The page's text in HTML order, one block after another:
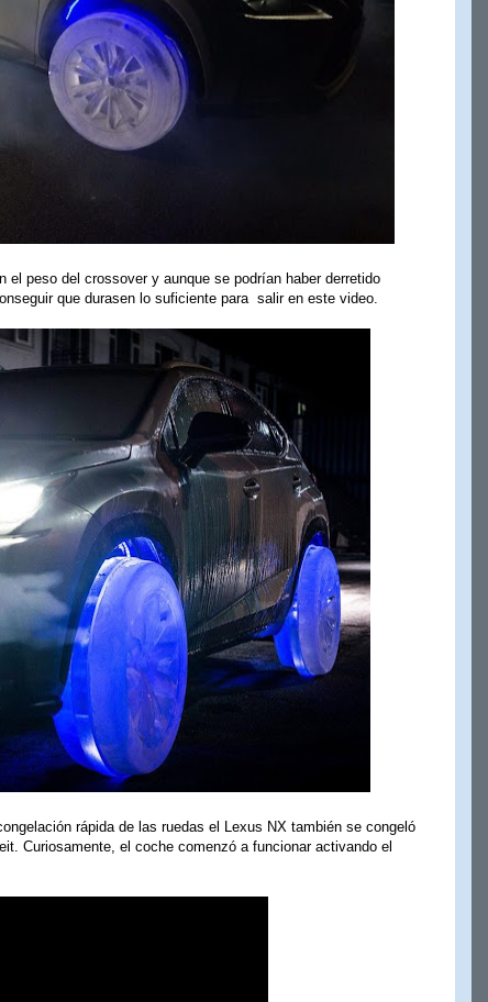
peso del crossover y aunque se podrían haber derretido
que durasen lo suficiente para salir en este video.
rápida de las ruedas el Lexus NX también se congeló
Curiosamente, el coche comenzó a funcionar activando el